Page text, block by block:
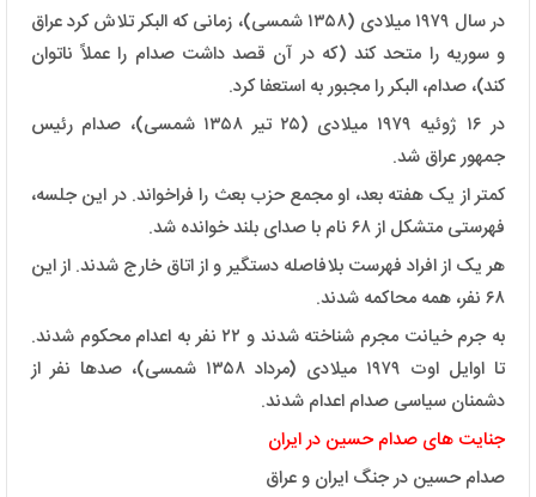
در سال ۱۹۷۹ میلادی (۱۳۵۸ شمسی)، زمانی که البکر تلاش کرد عراق
و سوریه را متحد کند (که در آن قصد داشت صدام را عملاً ناتوان
کند)، صدام، البکر را مجبور به استعفا کرد.
در ۱۶ ژوئیه ۱۹۷۹ میلادی (۲۵ تیر ۱۳۵۸ شمسی)، صدام رئیس
جمهور عراق شد.
کمتر از یک هفته بعد، او مجمع حزب بعث را فراخواند. در این جلسه،
فهرستی متشکل از ۶۸ نام با صدای بلند خوانده شد.
هر یک از افراد فهرست بلافاصله دستگیر و از اتاق خارج شدند. از این
۶۸ نفر، همه محاکمه شدند.
به جرم خیانت مجرم شناخته شدند و ۲۲ نفر به اعدام محکوم شدند.
تا اوایل اوت ۱۹۷۹ میلادی (مرداد ۱۳۵۸ شمسی)، صدها نفر از
دشمنان سیاسی صدام اعدام شدند.
جنایت های صدام حسین در ایران
صدام حسین در جنگ ایران و عراق